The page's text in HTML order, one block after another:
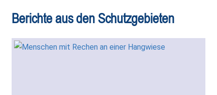
Berichte aus den Schutzgebieten